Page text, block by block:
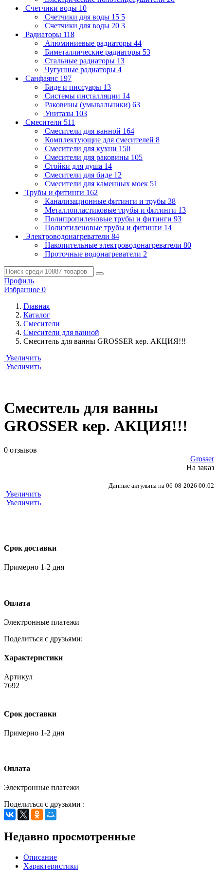
Счетчики воды 10
Счетчики для воды 15 5
Счетчики для воды 20 3
Радиаторы 118
Алюминиевые радиаторы 44
Биметаллические радиаторы 53
Стальные радиаторы 13
Чугунные радиаторы 4
Санфаянс 197
Биде и писсуары 13
Системы инсталляции 14
Раковины (умывальники) 63
Унитазы 103
Смесители 511
Смесители для ванной 164
Комплектующие для смесителей 8
Смесители для кухни 150
Смесители для раковины 105
Стойки для душа 14
Смесители для биде 12
Смесители для каменных моек 51
Трубы и фитинги 162
Канализационные фитинги и трубы 38
Металлопластиковые трубы и фитинги 13
Полипропиленовые трубы и фитинги 93
Полиэтиленовые трубы и фитинги 14
Электроводонагреватели 84
Накопительные электроводонагреватели 80
Проточные водонагреватели 2
Профиль
Избранное 0
Главная
Каталог
Смесители
Смесители для ванной
Смеситель для ванны GROSSER кер. АКЦИЯ!!!
Увеличить
Увеличить
Смеситель для ванны
GROSSER кер. АКЦИЯ!!!
0 отзывов
Grosser
На заказ
Данные актульны на 06-08-2026 00:02
Увеличить
Увеличить
Срок доставки
Примерно 1-2 дня
Оплата
Электронные платежи
Поделиться с друзьями:
Характеристики
Артикул
7692
Срок доставки
Примерно 1-2 дня
Оплата
Электронные платежи
Поделиться с друзьями :
Недавно просмотренные
Описание
Характеристики